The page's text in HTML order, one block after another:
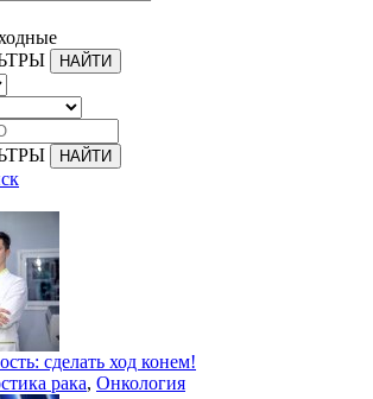
сделать ход конем!
рака, Онкология